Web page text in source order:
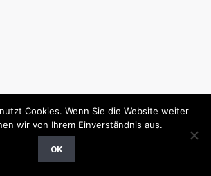
Cookies. Wenn Sie die Website weiter
wir von Ihrem Einverständnis aus.
OK